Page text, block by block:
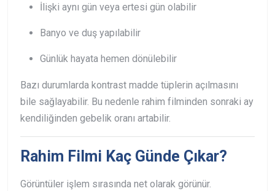
İlişki aynı gün veya ertesi gün olabilir
Banyo ve duş yapılabilir
Günlük hayata hemen dönülebilir
Bazı durumlarda kontrast madde tüplerin açılmasını
bile sağlayabilir. Bu nedenle rahim filminden sonraki ay
kendiliğinden gebelik oranı artabilir.
Rahim Filmi Kaç Günde Çıkar?
Görüntüler işlem sırasında net olarak görünür.